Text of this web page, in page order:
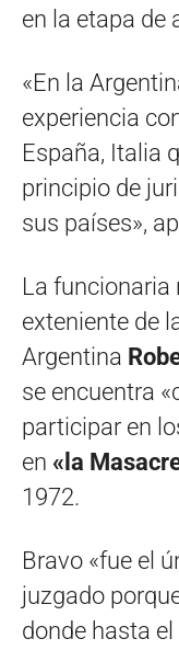
en la etapa de
«En la
experiencia
España, Italia
principio de
sus países»,
La funcionaria
exteniente de
Argentina
se encuentra
participar en
en «la
1972.
Bravo «fue el
juzgado
donde hasta